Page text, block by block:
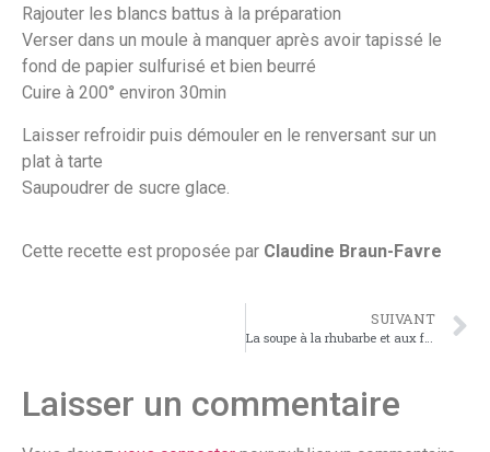
Rajouter les blancs battus à la préparation
Verser dans un moule à manquer après avoir tapissé le
fond de papier sulfurisé et bien beurré
Cuire à 200° environ 30min
Laisser refroidir puis démouler en le renversant sur un
plat à tarte
Saupoudrer de sucre glace.
Cette recette est proposée par Claudine Braun-Favre
SUIVANT
La soupe à la rhubarbe et aux fraises
Laisser un commentaire